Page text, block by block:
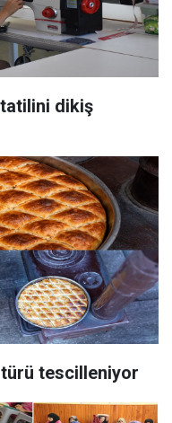
dikiş
tescilleniyor